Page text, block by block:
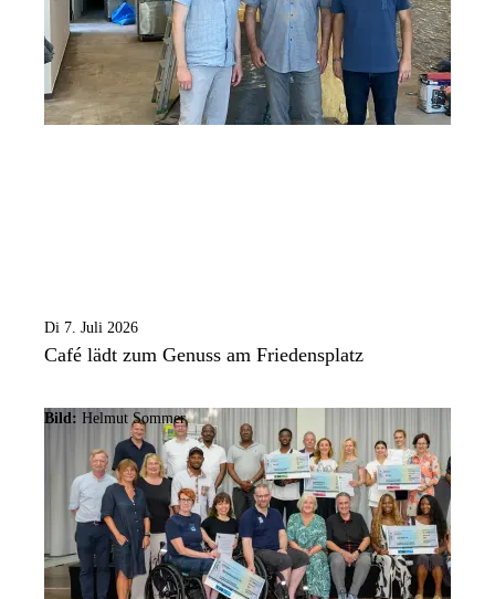
Di 7. Juli 2026
Café lädt zum Genuss am Friedensplatz
Bild: Helmut Sommer